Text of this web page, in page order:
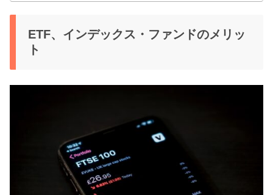
ETF、インデックス・ファンドのメリッ
ト